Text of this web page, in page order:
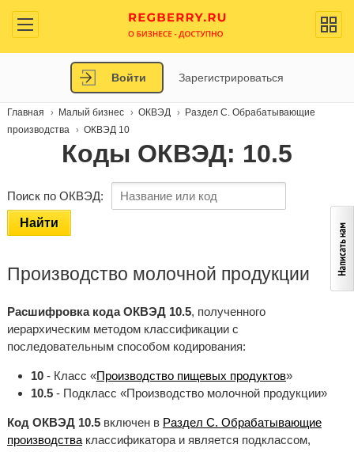
Войти Зарегистрироваться
Главная Малый бизнес ОКВЭД
Раздел C. Обрабатывающие
производства
ОКВЭД 10
Коды ОКВЭД: 10.5
Поиск по ОКВЭД:
Найти
Производство молочной продукции
Расшифровка кода ОКВЭД 10.5, полученного
иерархическим методом классификации с
последовательным способом кодирования:
10- Класс «Производство пищевых продуктов»
10.5- Подкласс «Производство молочной продукции»
Код ОКВЭД 10.5включен в Раздел C. Обрабатывающие
производстваклассификатора и является подклассом,